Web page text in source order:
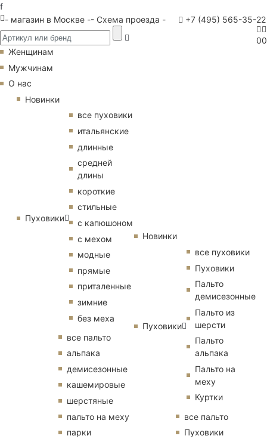
f
- магазин в Москве -- Схема проезда - +7 (495) 565-35-22
00
Женщинам
Мужчинам
О нас
Новинки
Пуховики
все пуховики
итальянские
длинные
средней
длины
короткие
стильные
с капюшоном
с мехом
модные
прямые
приталенные
зимние
без меха
все пальто
альпака
демисезонные
кашемировые
шерстяные
пальто на меху
парки
Новинки
Пуховики
все пуховики
Пуховики
Пальто
демисезонные
Пальто из
шерсти
Пальто
альпака
Пальто на
меху
Куртки
все пальто
Пуховики